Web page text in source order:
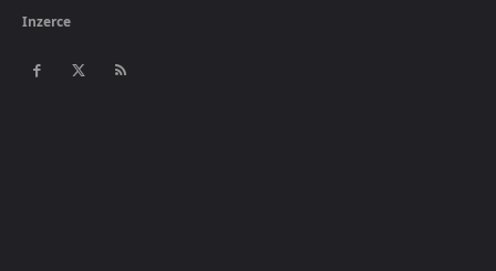
Inzerce